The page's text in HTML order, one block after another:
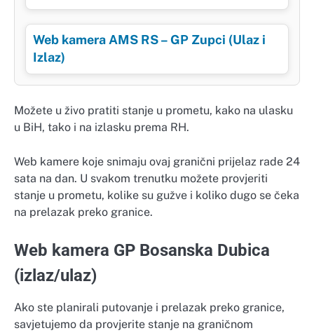
Web kamera AMS RS – GP Zupci (Ulaz i
Izlaz)
Možete u živo pratiti stanje u prometu, kako na ulasku
u BiH, tako i na izlasku prema RH.
Web kamere koje snimaju ovaj granični prijelaz rade 24
sata na dan. U svakom trenutku možete provjeriti
stanje u prometu, kolike su gužve i koliko dugo se čeka
na prelazak preko granice.
Web kamera GP Bosanska Dubica
(izlaz/ulaz)
Ako ste planirali putovanje i prelazak preko granice,
savjetujemo da provjerite stanje na graničnom